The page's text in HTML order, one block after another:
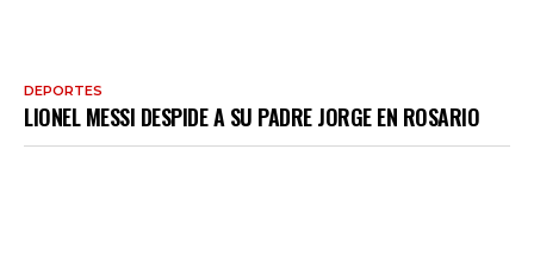
DEPORTES
LIONEL MESSI DESPIDE A SU PADRE JORGE EN ROSARIO